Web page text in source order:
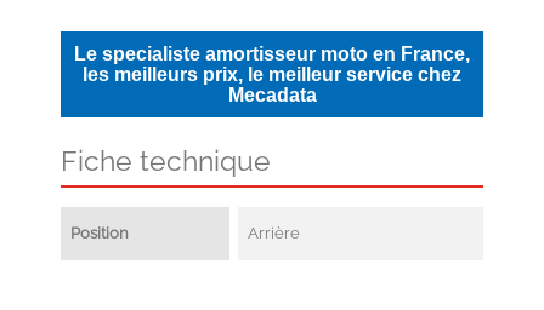
Le specialiste amortisseur moto en France,
les meilleurs prix, le meilleur service chez
Mecadata
Fiche technique
Position Arrière